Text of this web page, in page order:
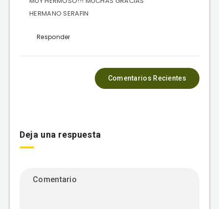
HERMANO SERAFIN
Responder
Comentarios Recientes
Deja una respuesta